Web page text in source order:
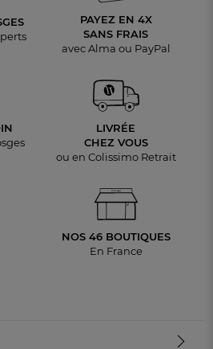
PAYEZ EN 4X
SANS FRAIS
avec Alma ou PayPal
LIVRÉE
CHEZ VOUS
ou en Colissimo Retrait
NOS 46 BOUTIQUES
En France